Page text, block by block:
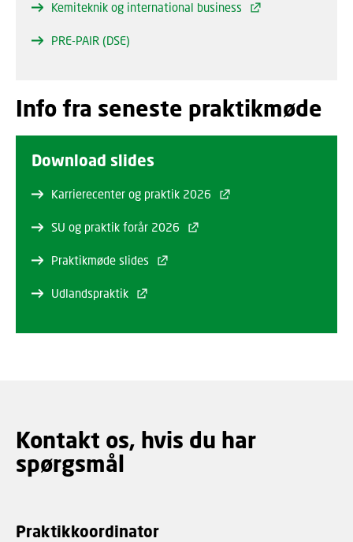
Kemiteknik og international business
PRE-PAIR (DSE)
Info fra seneste praktikmøde
Download slides
Karrierecenter og praktik 2026
SU og praktik forår 2026
Praktikmøde slides
Udlandspraktik
Kontakt os, hvis du har
spørgsmål
Praktikkoordinator